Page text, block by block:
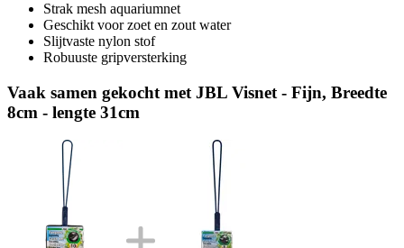
Strak mesh aquariumnet
Geschikt voor zoet en zout water
Slijtvaste nylon stof
Robuuste gripversterking
Vaak samen gekocht met JBL Visnet - Fijn, Breedte
8cm - lengte 31cm